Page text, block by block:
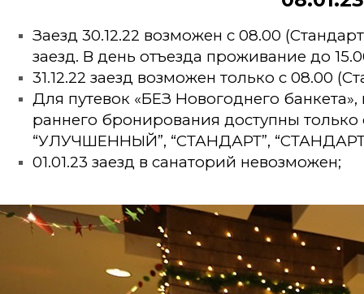
Заезд 30.12.22 возможен с 08.00
заезд. В день отъезда проживание до
31.12.22 заезд возможен только с 08.00
Для путевок «БЕЗ Новогоднего
раннего бронирования доступны
“УЛУЧШЕННЫЙ”, “СТАНДАРТ”,
01.01.23 заезд в санаторий невозможен;